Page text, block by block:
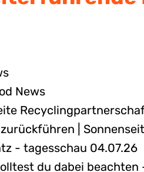
News
|
- tagesschau 04.07.26
du dabei